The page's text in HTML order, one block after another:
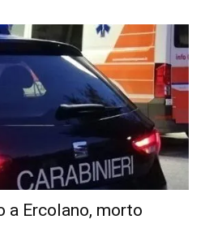
a Ercolano, morto